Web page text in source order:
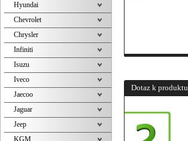
Dotaz k produktu
Hyundai
Chevrolet
Chrysler
Infiniti
Isuzu
Iveco
Jaecoo
Jaguar
Jeep
KGM